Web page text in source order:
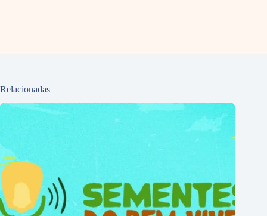
Relacionadas